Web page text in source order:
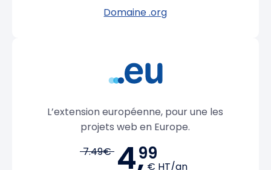
Domaine .org
L’extension européenne, pour une les
projets web en Europe.
7.49€ 4,99
€ HT/an